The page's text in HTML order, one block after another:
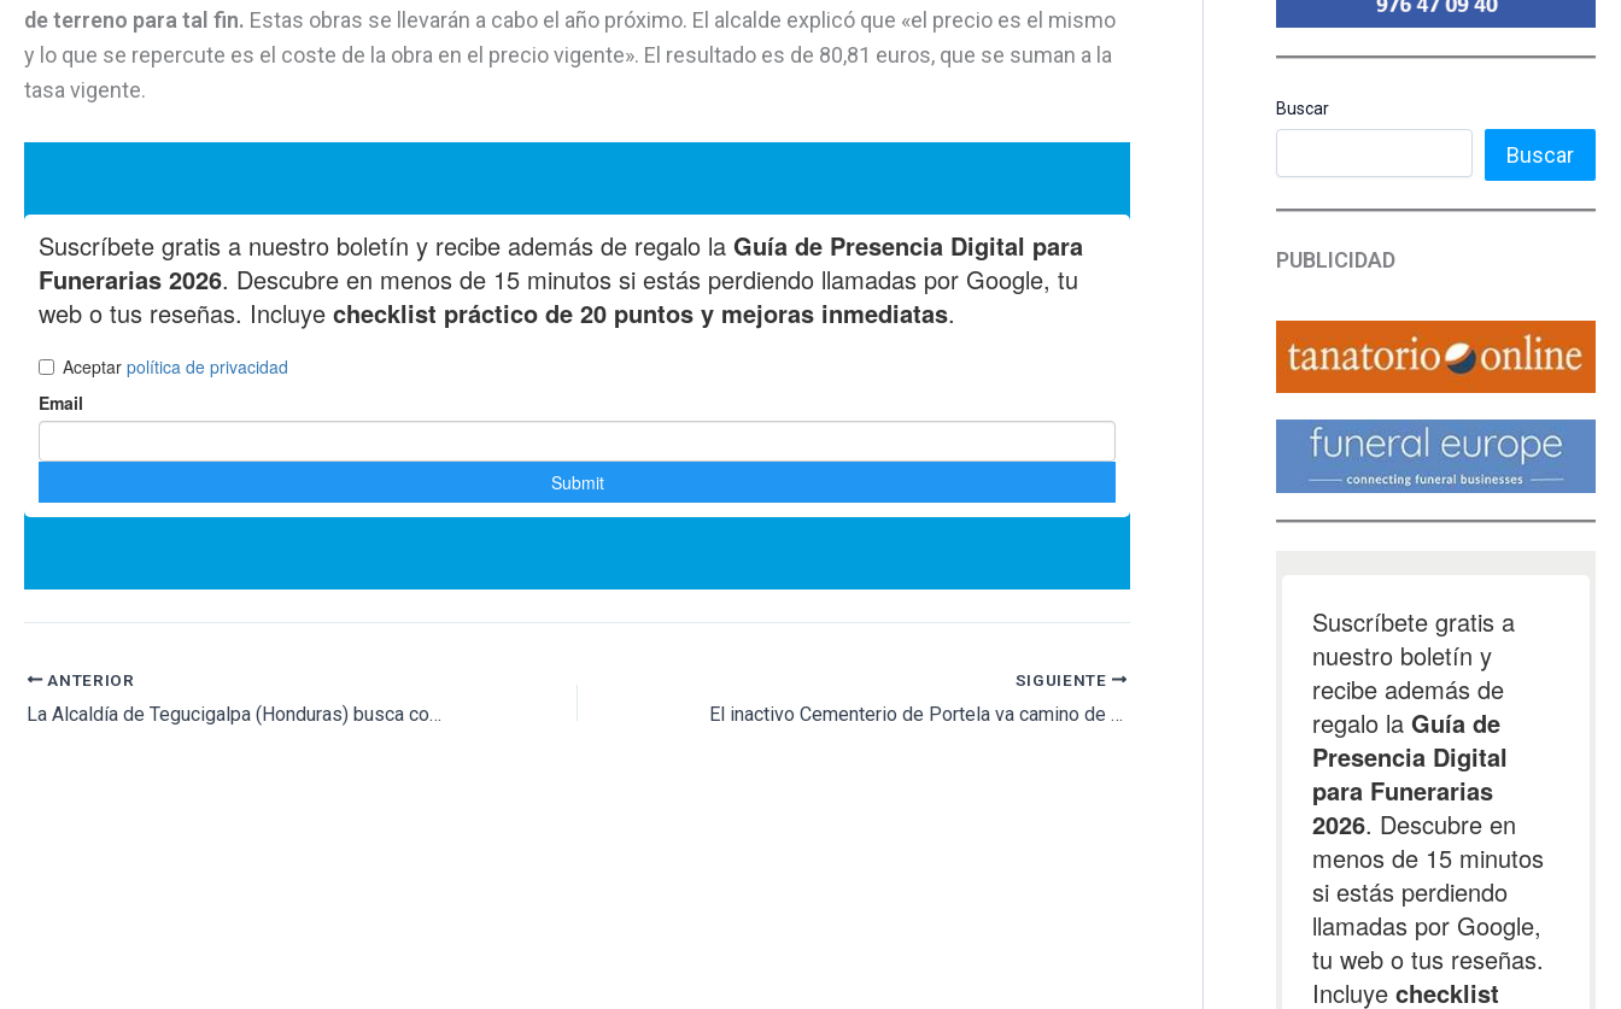
de terreno para tal fin. Estas obras se llevarán a cabo el año próximo. El alcalde explicó que «el precio es el mismo
y lo que se repercute es el coste de la obra en el precio vigente». El resultado es de 80,81 euros, que se suman a la
tasa vigente.
ANTERIOR
La Alcaldía de Tegucigalpa (Honduras) busca construir un nuevo cementerio por colapso de los demás
SIGUIENTE
El inactivo Cementerio de Portela va camino de quedar inaccesible
Buscar
Buscar
PUBLICIDAD